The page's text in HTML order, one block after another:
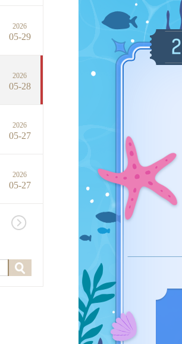
2026
05-29
2026
05-28
2026
05-27
2026
05-27